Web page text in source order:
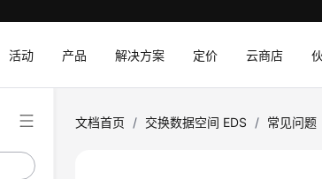
活动 产品 解决方案 定价 云商店
文档首页 / 交换数据空间 EDS / 常见问题